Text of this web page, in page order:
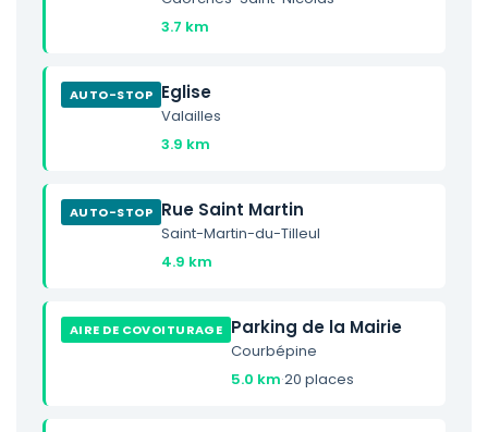
3.7 km
AUTO-STOP Eglise
Valailles
3.9 km
AUTO-STOP Rue Saint Martin
Saint-Martin-du-Tilleul
4.9 km
AIRE DE COVOITURAGE Parking de la Mairie
Courbépine
5.0 km·20 places